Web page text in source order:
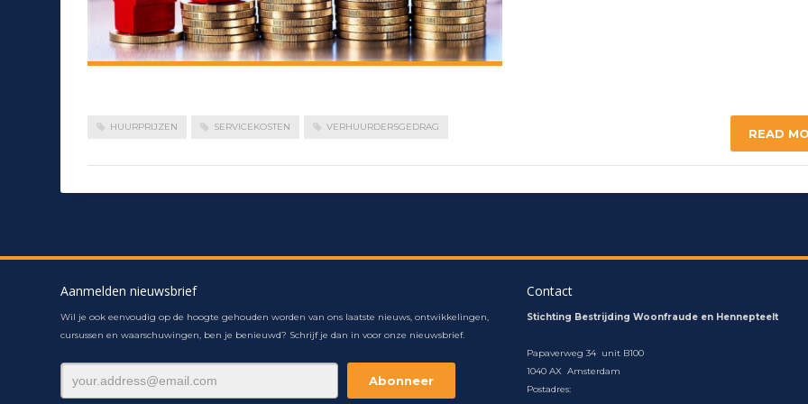
HUURPRIJZEN SERVICEKOSTEN VERHUURDERSGEDRAG READ
Aanmelden nieuwsbrief
Wil je ook eenvoudig op de hoogte gehouden worden van ons laatste nieuws, ontwikkelingen,
cursussen en waarschuwingen, ben je benieuwd? Schrijf je dan in voor onze nieuwsbrief.
Contact
Stichting Bestrijding Woonfraude en Hennepteelt
Papaverweg 34 unit B100
1040 AX Amsterdam
Postadres: